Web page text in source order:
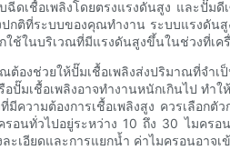
ดเชื้อเพลิงโดยตรงแรงดันสูง และปั๊
กติที่ระบบของคุณทำงาน ระบบแรงดั
ช้ในบริเวณที่มีแรงดันสูงขึ้นในช่วงที่เค
งช่วยให้ปั๊มเชื้อเพลิงส่งปริมาณที่จำ
ปั๊มเชื้อเพลิงอาจทำงานหนักเกินไป ท
ความต้องการเชื้อเพลิงสูง ควรเลือ
อนทั่วไปอยู่ระหว่าง 10 ถึง 30 ไมคร
ละเอียดและการแยกน้ำ ค่าไมครอนอ